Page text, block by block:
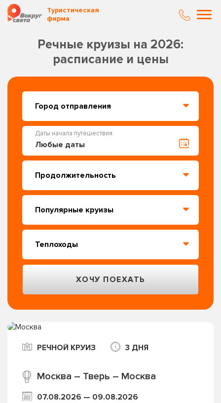
Туристическая
фирма
Речные круизы на 2026:
расписание и цены
Даты начала путешествия
Любые даты
РЕЧНОЙ КРУИЗ 3 ДНЯ
Москва – Тверь – Москва
07.08.2026 — 09.08.2026